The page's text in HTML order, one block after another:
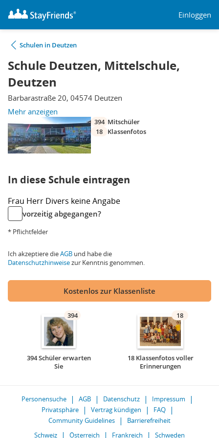
Einloggen
Schulen in Deutzen
Schule Deutzen, Mittelschule,
Deutzen
Barbarastraße 20, 04574 Deutzen
Mehr anzeigen
394 Mitschüler
18
Klassenfotos
In diese Schule eintragen
Frau Herr Divers keine Angabe
vorzeitig abgegangen?
* Pflichtfelder
Ich akzeptiere dieAGB und habe die
Datenschutzhinweisezur Kenntnis genommen.
Kostenlos zur Klassenliste
394
394 Schüler erwarten
Sie
18
18 Klassenfotos voller
Erinnerungen
Personensuche AGB Datenschutz
Impressum
Privatsphäre
Vertrag kündigen
FAQ
Community Guidelines
Barrierefreiheit
Schweiz
Österreich Frankreich Schweden